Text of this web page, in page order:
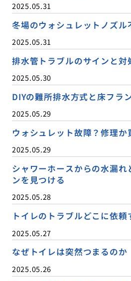
2025.05.31
冬場のウォシュレットノズル
2025.05.31
排水管トラブルのサインと対
2025.05.30
DIYの難所排水方式と床フラ
2025.05.29
ウォシュレット故障？修理か
2025.05.29
シャワーホースからの水漏れ
ンを見つける
2025.05.28
トイレのトラブルどこに依
2025.05.27
なぜトイレは突然つまるのか
2025.05.26